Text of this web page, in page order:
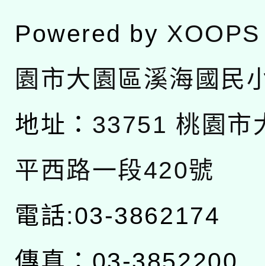
Powered by XOOPS
園市大園區溪海國民
地址： 33751 桃園市
平西路一段420號
電話:03-3862174